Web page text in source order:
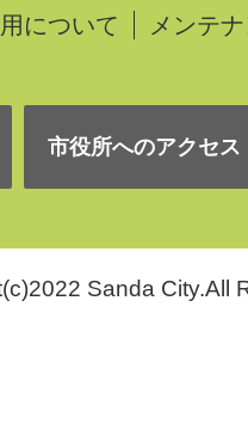
について
メンテ
市役所へのアクセス
Sanda City.All